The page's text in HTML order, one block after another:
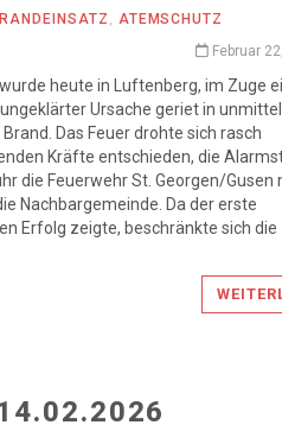
ATEMSCHUTZ
Februar
heute in Luftenberg, im Zuge
Ursache geriet in
Das Feuer drohte sich rasch
Kräfte entschieden, die
die Feuerwehr St. Georgen/Gusen
Nachbargemeinde. Da der erste
Erfolg zeigte, beschränkte sich die
14.02.2026